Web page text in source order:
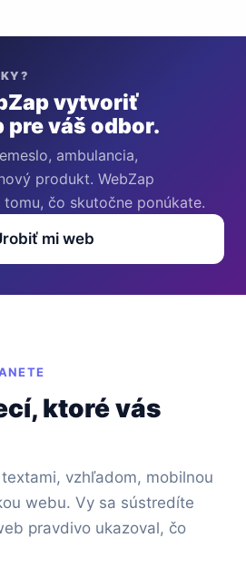
vytvoriť
pre váš odbor.
ambulancia,
produkt. WebZap
čo skutočne ponúkate.
mi web
ktoré vás
vzhľadom, mobilnou
webu. Vy sa sústredíte
pravdivo ukazoval, čo